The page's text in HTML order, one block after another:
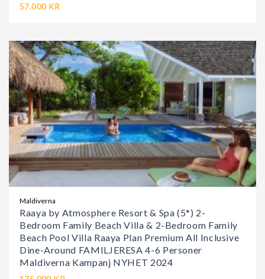
57.000 KR
Maldiverna
Raaya by Atmosphere Resort & Spa (5*) 2-
Bedroom Family Beach Villa & 2-Bedroom Family
Beach Pool Villa Raaya Plan Premium All Inclusive
Dine-Around FAMILJERESA 4-6 Personer
Maldiverna Kampanj NYHET 2024